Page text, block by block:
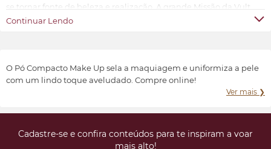
se tornar fonte de beleza e realização. A grande Missão da Vult
Cosmética é oferecer ao universo feminino a possibilidade de ter
Continuar Lendo
O Pó Compacto Make Up sela a maquiagem e uniformiza a pele
com um lindo toque aveludado. Compre online!
Ver mais ❯
Cadastre-se e confira conteúdos para te inspiram a voar
mais alto!